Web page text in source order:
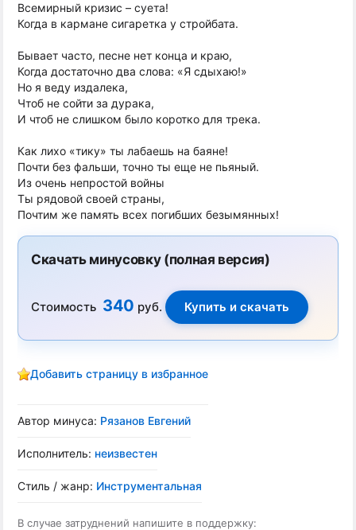
Всемирный кризис – суета!
Когда в кармане сигаретка у стройбата.
Бывает часто, песне нет конца и краю,
Когда достаточно два слова: «Я сдыхаю!»
Но я веду издалека,
Чтоб не сойти за дурака,
И чтоб не слишком было коротко для трека.
Как лихо «тику» ты лабаешь на баяне!
Почти без фальши, точно ты еще не пьяный.
Из очень непростой войны
Ты рядовой своей страны,
Почтим же память всех погибших безымянных!
Скачать минусовку (полная версия)
Стоимость 340 руб.
Добавить страницу в избранное
Автор минуса: Рязанов Евгений
Исполнитель: неизвестен
Стиль / жанр: Инструментальная
В случае затруднений напишите в поддержку: